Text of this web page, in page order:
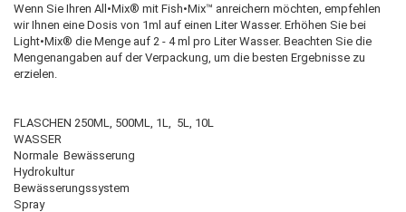
Wenn Sie Ihren All•Mix® mit Fish•Mix™ anreichern möchten, empfehlen
wir Ihnen eine Dosis von 1ml auf einen Liter Wasser. Erhöhen Sie bei
Light•Mix® die Menge auf 2 - 4 ml pro Liter Wasser. Beachten Sie die
Mengenangaben auf der Verpackung, um die besten Ergebnisse zu
erzielen.
FLASCHEN 250ML, 500ML, 1L, 5L, 10L
WASSER
Normale Bewässerung
Hydrokultur
Bewässerungssystem
Spray